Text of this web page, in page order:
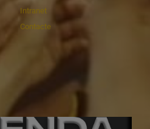
Intranet
Contacte